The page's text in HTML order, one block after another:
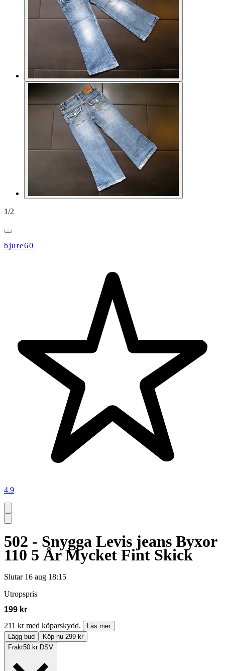
1/2
bjure60
4.9
502 - Snygga Levis jeans Byxor
110 5 År Mycket Fint Skick
Slutar 16 aug 18:15
Utropspris
199 kr
211 kr med köparskydd.
Läs mer
Lägg bud
Köp nu 299 kr
Frakt50 kr DSV